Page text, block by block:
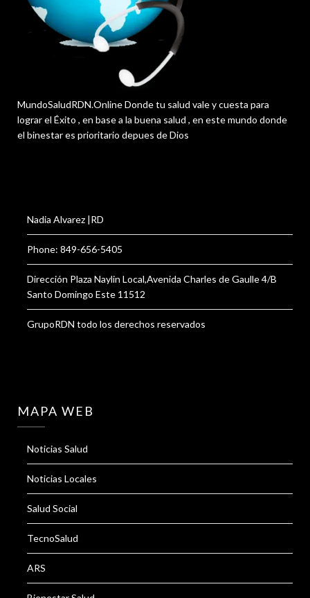
MundoSaludRDN.Online Donde tu salud vale y cuesta para
lograr el Éxito , en base a la buena salud , en este mundo donde
el binestar es prioritario depues de Dios
Nadia Alvarez |RD
Phone: 849-656-5405
Dirección Plaza Naylin Local,Avenida Charles de Gaulle 4/B
Santo Domingo Este 11512
GrupoRDN todo los derechos reservados
MAPA WEB
Noticias Salud
Noticias Locales
Salud Social
TecnoSalud
ARS